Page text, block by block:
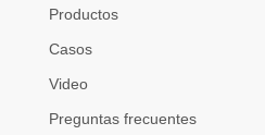
Productos
Casos
Video
Preguntas frecuentes